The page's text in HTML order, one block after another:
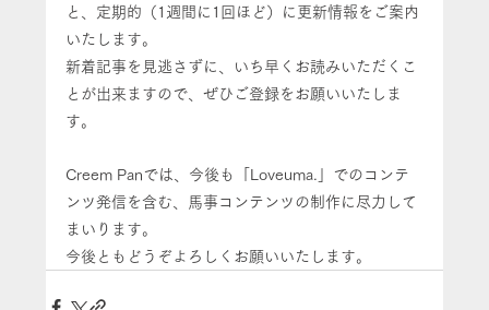
と、定期的（1週間に1回ほど）に更新情報をご案内
いたします。
新着記事を見逃さずに、いち早くお読みいただくこ
とが出来ますので、ぜひご登録をお願いいたしま
す。
Creem Panでは、今後も「Loveuma.」でのコンテ
ンツ発信を含む、馬事コンテンツの制作に尽力して
まいります。
今後ともどうぞよろしくお願いいたします。